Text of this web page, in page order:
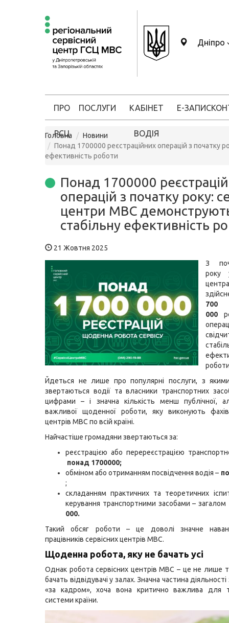
Дніпро
ПРО
РСЦ
ПОСЛУГИ КАБІНЕТ
ВОДІЯ
Е-ЗАПИС
Головна
Новини
Понад 1700000 реєстраційних операцій з початку
ефективність роботи
Понад 1700000
операцій з початку року:
центри МВС
стабільну ефективність
21 Жовтня 2025
З
року
700
000
Йдеться не лише про популярні послуги, з
звертаються водії та власники транспортних
цифрами – і значна кількість менш публічної,
важливої щоденної роботи, яку виконують
центрів МВС по всій країні.
Найчастіше громадяни звертаються за:
реєстрацією або перереєстрацією
понад 1700000;
обміном або отриманням посвідчення водія –
;
складанням практичних та теоретичних
керування транспортними засобами – загалом
000.
Такий обсяг роботи – це доволі значне
працівників сервісних центрів МВС.
Щоденна робота, яку не бачать усі
Однак робота сервісних центрів МВС – це не лише ті
бачать відвідувачі у залах. Значна частина
«за кадром», хоча вона критично важлива для
системи країни.